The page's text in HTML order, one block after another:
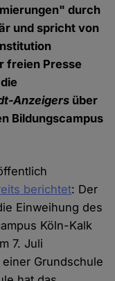
durch
und spricht von
freien Presse
Anzeigers über
Bildungscampus
berichtet: Der
Einweihung des
Köln-Kalk
7. Juli
Grundschule